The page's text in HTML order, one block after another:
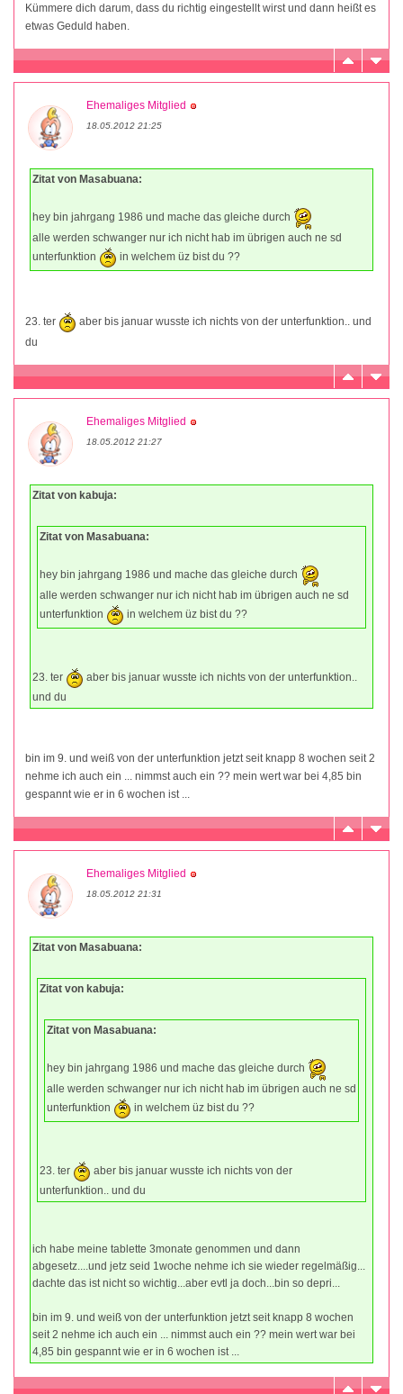
Kümmere dich darum, dass du richtig eingestellt wirst und dann heißt es
etwas Geduld haben.
Ehemaliges Mitglied
18.05.2012 21:25
Zitat von Masabuana:
hey bin jahrgang 1986 und mache das gleiche durch
alle werden schwanger nur ich nicht hab im übrigen auch ne sd
unterfunktion
in welchem üz bist du ??
23. ter
aber bis januar wusste ich nichts von der unterfunktion.. und
du
Ehemaliges Mitglied
18.05.2012 21:27
Zitat von kabuja:
Zitat von Masabuana:
hey bin jahrgang 1986 und mache das gleiche durch
alle werden schwanger nur ich nicht hab im übrigen auch ne sd
unterfunktion
in welchem üz bist du ??
23. ter
aber bis januar wusste ich nichts von der unterfunktion..
und du
bin im 9. und weiß von der unterfunktion jetzt seit knapp 8 wochen seit 2
nehme ich auch ein ... nimmst auch ein ?? mein wert war bei 4,85 bin
gespannt wie er in 6 wochen ist ...
Ehemaliges Mitglied
18.05.2012 21:31
Zitat von Masabuana:
Zitat von kabuja:
Zitat von Masabuana:
hey bin jahrgang 1986 und mache das gleiche durch
alle werden schwanger nur ich nicht hab im übrigen auch ne sd
unterfunktion
in welchem üz bist du ??
23. ter
aber bis januar wusste ich nichts von der
unterfunktion.. und du
ich habe meine tablette 3monate genommen und dann
abgesetz....und jetz seid 1woche nehme ich sie wieder regelmäßig...
dachte das ist nicht so wichtig...aber evtl ja doch...bin so depri...
bin im 9. und weiß von der unterfunktion jetzt seit knapp 8 wochen
seit 2 nehme ich auch ein ... nimmst auch ein ?? mein wert war bei
4,85 bin gespannt wie er in 6 wochen ist ...